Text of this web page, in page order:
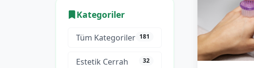
Kategoriler
Tüm Kategoriler 181
Estetik Cerrah 32